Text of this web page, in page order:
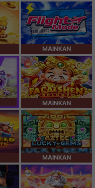
MAINKAN
MAINKAN
MAINKAN